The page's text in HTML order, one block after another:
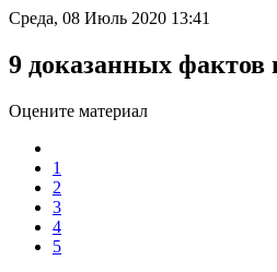
Среда, 08 Июль 2020 13:41
9 доказанных фактов
Оцените материал
1
2
3
4
5